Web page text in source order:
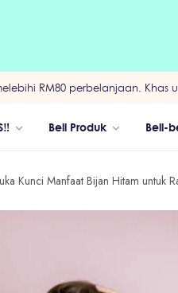
RM80 perbelanjaan. Khas
Beli Produk Beli-
Kunci Manfaat Bijan Hitam untuk